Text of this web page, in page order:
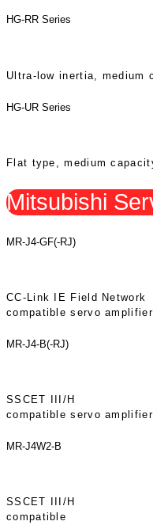
HG-RR Series
Ultra-low inertia, medium
HG-UR Series
Flat type, medium
Mitsubishi
MR-J4-GF(-RJ)
CC-Link IE Field Network
compatible servo amplifier
MR-J4-B(-RJ)
SSCET III/H
compatible servo amplifier
MR-J4W2-B
SSCET III/H
compatible